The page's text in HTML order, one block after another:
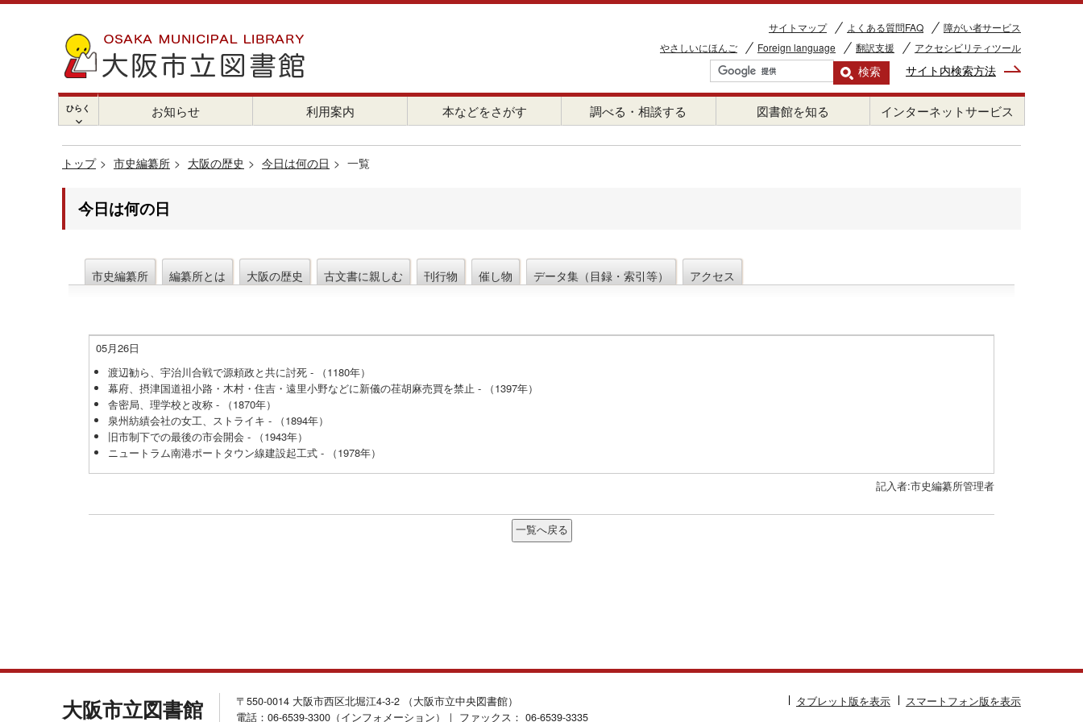
サイトマップ よくある質問FAQ
障がい者サービス
やさしいにほんご
Foreign language 翻訳支援 アクセシビリティツール
サイト内検索方法
ひらく
chevron_right
お知らせ 利用案内 本などをさがす 調べる・相談する 図書館を知る インターネットサービス
トップ 市史編纂所 大阪の歴史 今日は何の日 一覧
今日は何の日
市史編纂所 編纂所とは 大阪の歴史 古文書に親しむ 刊行物 催し物 データ集（目録・索引等） アクセス
05月26日
渡辺勧ら、宇治川合戦で源頼政と共に討死 - （1180年）
幕府、摂津国道祖小路・木村・住吉・遠里小野などに新儀の荏胡麻売買を禁止 - （1397年）
舎密局、理学校と改称 - （1870年）
泉州紡績会社の女工、ストライキ - （1894年）
旧市制下での最後の市会開会 - （1943年）
ニュートラム南港ポートタウン線建設起工式 - （1978年）
記入者:市史編纂所管理者
大阪市立図書館
〒550-0014 大阪市西区北堀江4-3-2 （大阪市立中央図書館）
電話：06-6539-3300（インフォメーション）｜ ファックス： 06-6539-3335
タブレット版を表示 スマートフォン版を表示